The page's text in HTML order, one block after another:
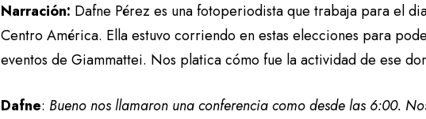
Narración: Dafne Pérez es una fotoperiodista que trabaja para el
Centro América. Ella estuvo corriendo en estas elecciones para
eventos de Giammattei. Nos platica cómo fue la actividad de ese
Dafne: Bueno nos llamaron una conferencia como desde las 6:00.